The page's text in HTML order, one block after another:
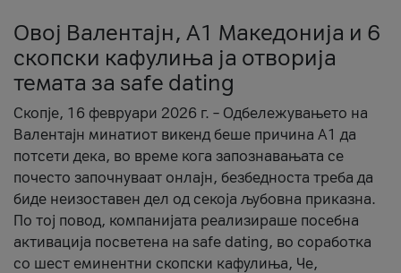
Овој Валентајн, A1 Македонија и 6
скопски кафулиња ја отворија
темата за safe dating
Скопје, 16 февруари 2026 г. – Одбележувањето на
Валентајн минатиот викенд беше причина А1 да
потсети дека, во време кога запознавањата се
почесто започнуваат онлајн, безбедноста треба да
биде неизоставен дел од секоја љубовна приказна.
По тој повод, компанијата реализираше посебна
активација посветена на safe dating, во соработка
со шест еминентни скопски кафулиња, Че,